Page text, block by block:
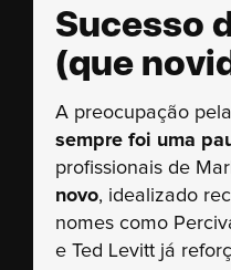
Sucesso
(que
A preocupação
sempre foi uma
profissionais de
novo, idealizado
nomes como
e Ted Levitt já